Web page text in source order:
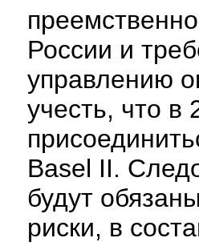
России и
управлению
учесть, что в
Basel II.
будут
риски, в